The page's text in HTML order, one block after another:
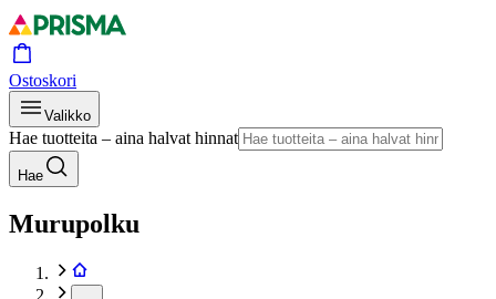
Ostoskori
Valikko
Hae tuotteita – aina halvat hinnat
Hae
Murupolku